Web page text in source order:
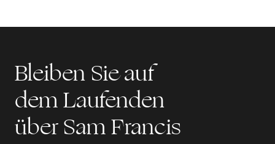
Bleiben Sie auf
dem Laufenden
über Sam Francis